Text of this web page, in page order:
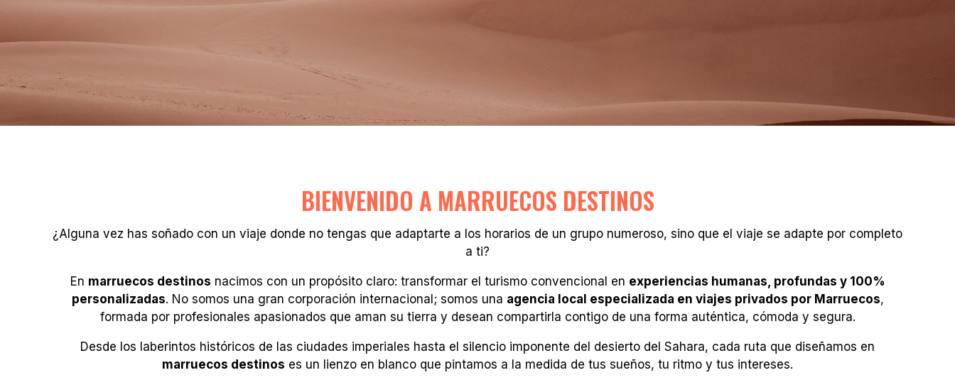
BIENVENIDO A MARRUECOS DESTINOS
¿Alguna vez has soñado con un viaje donde no tengas que adaptarte a los horarios de un grupo numeroso, sino que el viaje se adapte por completo
a ti?
En marruecos destinos nacimos con un propósito claro: transformar el turismo convencional en experiencias humanas, profundas y 100%
personalizadas. No somos una gran corporación internacional; somos una agencia local especializada en viajes privados por Marruecos,
formada por profesionales apasionados que aman su tierra y desean compartirla contigo de una forma auténtica, cómoda y segura.
Desde los laberintos históricos de las ciudades imperiales hasta el silencio imponente del desierto del Sahara, cada ruta que diseñamos en
marruecos destinos es un lienzo en blanco que pintamos a la medida de tus sueños, tu ritmo y tus intereses.